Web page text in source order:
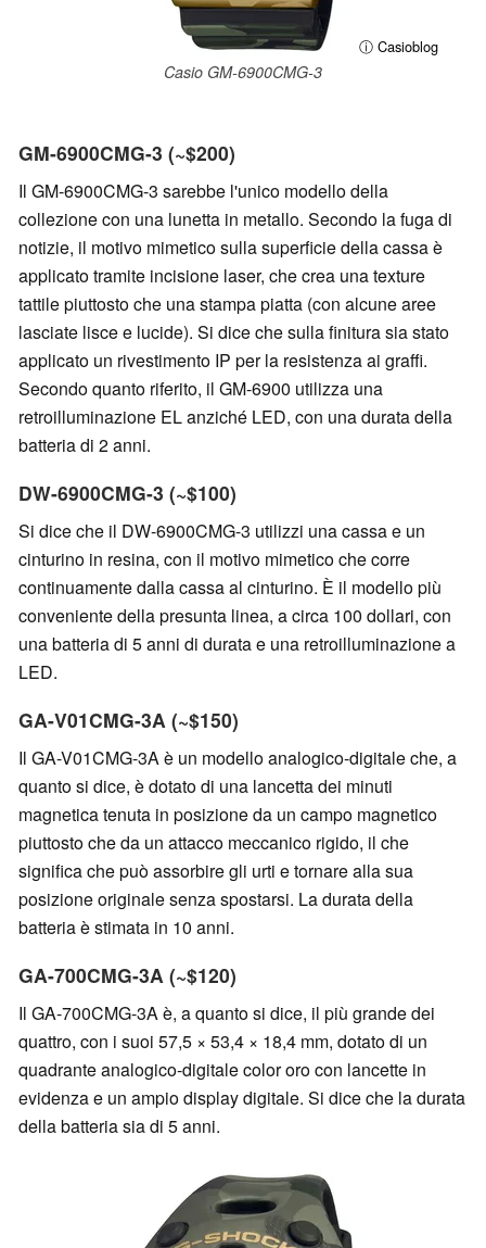
ⓘ Casioblog
Casio GM-6900CMG-3
GM-6900CMG-3 (~$200)
Il GM-6900CMG-3 sarebbe l'unico modello della
collezione con una lunetta in metallo. Secondo la fuga di
notizie, il motivo mimetico sulla superficie della cassa è
applicato tramite incisione laser, che crea una texture
tattile piuttosto che una stampa piatta (con alcune aree
lasciate lisce e lucide). Si dice che sulla finitura sia stato
applicato un rivestimento IP per la resistenza ai graffi.
Secondo quanto riferito, il GM-6900 utilizza una
retroilluminazione EL anziché LED, con una durata della
batteria di 2 anni.
DW-6900CMG-3 (~$100)
Si dice che il DW-6900CMG-3 utilizzi una cassa e un
cinturino in resina, con il motivo mimetico che corre
continuamente dalla cassa al cinturino. È il modello più
conveniente della presunta linea, a circa 100 dollari, con
una batteria di 5 anni di durata e una retroilluminazione a
LED.
GA-V01CMG-3A (~$150)
Il GA-V01CMG-3A è un modello analogico-digitale che, a
quanto si dice, è dotato di una lancetta dei minuti
magnetica tenuta in posizione da un campo magnetico
piuttosto che da un attacco meccanico rigido, il che
significa che può assorbire gli urti e tornare alla sua
posizione originale senza spostarsi. La durata della
batteria è stimata in 10 anni.
GA-700CMG-3A (~$120)
Il GA-700CMG-3A è, a quanto si dice, il più grande dei
quattro, con i suoi 57,5 × 53,4 × 18,4 mm, dotato di un
quadrante analogico-digitale color oro con lancette in
evidenza e un ampio display digitale. Si dice che la durata
della batteria sia di 5 anni.